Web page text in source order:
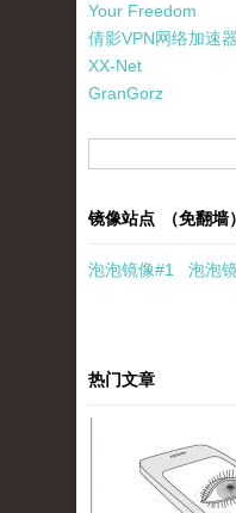
Your Freedom
倩影VPN网络加速器
XX-Net
GranGorz
镜像站点 （免翻墙）
泡泡镜像#1 泡泡
热门文章